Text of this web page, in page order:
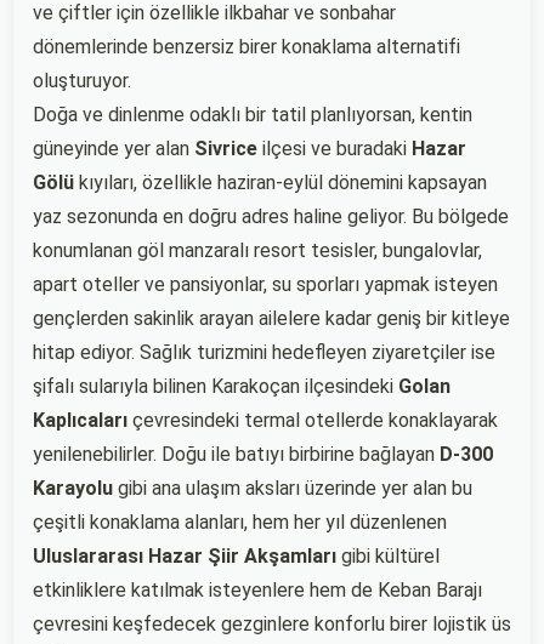
ve çiftler için özellikle ilkbahar ve sonbahar
dönemlerinde benzersiz birer konaklama alternatifi
oluşturuyor.
Doğa ve dinlenme odaklı bir tatil planlıyorsan, kentin
güneyinde yer alan Sivrice ilçesi ve buradaki Hazar
Gölü kıyıları, özellikle haziran-eylül dönemini kapsayan
yaz sezonunda en doğru adres haline geliyor. Bu bölgede
konumlanan göl manzaralı resort tesisler, bungalovlar,
apart oteller ve pansiyonlar, su sporları yapmak isteyen
gençlerden sakinlik arayan ailelere kadar geniş bir kitleye
hitap ediyor. Sağlık turizmini hedefleyen ziyaretçiler ise
şifalı sularıyla bilinen Karakoçan ilçesindeki Golan
Kaplıcaları çevresindeki termal otellerde konaklayarak
yenilenebilirler. Doğu ile batıyı birbirine bağlayan D-300
Karayolu gibi ana ulaşım aksları üzerinde yer alan bu
çeşitli konaklama alanları, hem her yıl düzenlenen
Uluslararası Hazar Şiir Akşamları gibi kültürel
etkinliklere katılmak isteyenlere hem de Keban Barajı
çevresini keşfedecek gezginlere konforlu birer lojistik üs